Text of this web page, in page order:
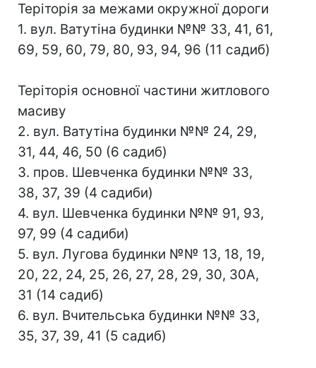
Теріторія за межами окружної дороги
1. вул. Ватутіна будинки №№ 33, 41, 61,
69, 59, 60, 79, 80, 93, 94, 96 (11 садиб)
Теріторія основної частини житлового
масиву
2. вул. Ватутіна будинки №№ 24, 29,
31, 44, 46, 50 (6 садиб)
3. пров. Шевченка будинки №№ 33,
38, 37, 39 (4 садиби)
4. вул. Шевченка будинки №№ 91, 93,
97, 99 (4 садиби)
5. вул. Лугова будинки №№ 13, 18, 19,
20, 22, 24, 25, 26, 27, 28, 29, 30, 30А,
31 (14 садиб)
6. вул. Вчительська будинки №№ 33,
35, 37, 39, 41 (5 садиб)